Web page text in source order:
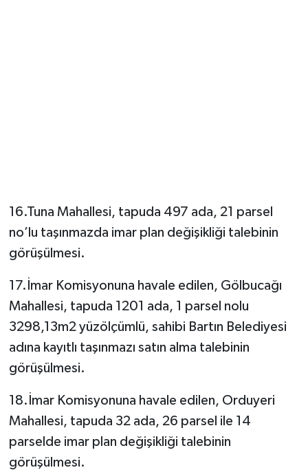
16.Tuna Mahallesi, tapuda 497 ada, 21 parsel
no’lu taşınmazda imar plan değişikliği talebinin
görüşülmesi.
17.İmar Komisyonuna havale edilen, Gölbucağı
Mahallesi, tapuda 1201 ada, 1 parsel nolu
3298,13m2 yüzölçümlü, sahibi Bartın Belediyesi
adına kayıtlı taşınmazı satın alma talebinin
görüşülmesi.
18.İmar Komisyonuna havale edilen, Orduyeri
Mahallesi, tapuda 32 ada, 26 parsel ile 14
parselde imar plan değişikliği talebinin
görüşülmesi.